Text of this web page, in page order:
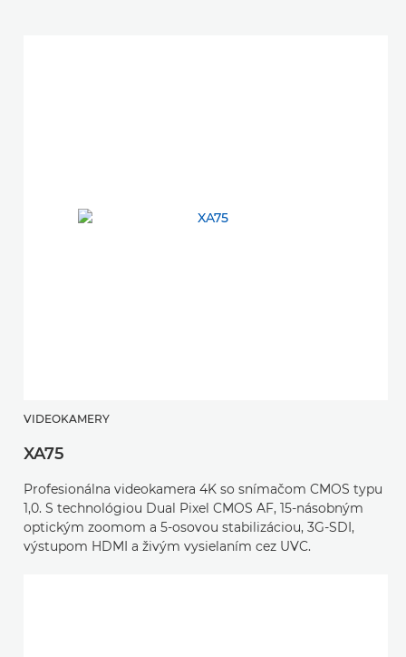
VIDEOKAMERY
XA75
Profesionálna videokamera 4K so snímačom CMOS typu
1,0. S technológiou Dual Pixel CMOS AF, 15-násobným
optickým zoomom a 5-osovou stabilizáciou, 3G-SDI,
výstupom HDMI a živým vysielaním cez UVC.